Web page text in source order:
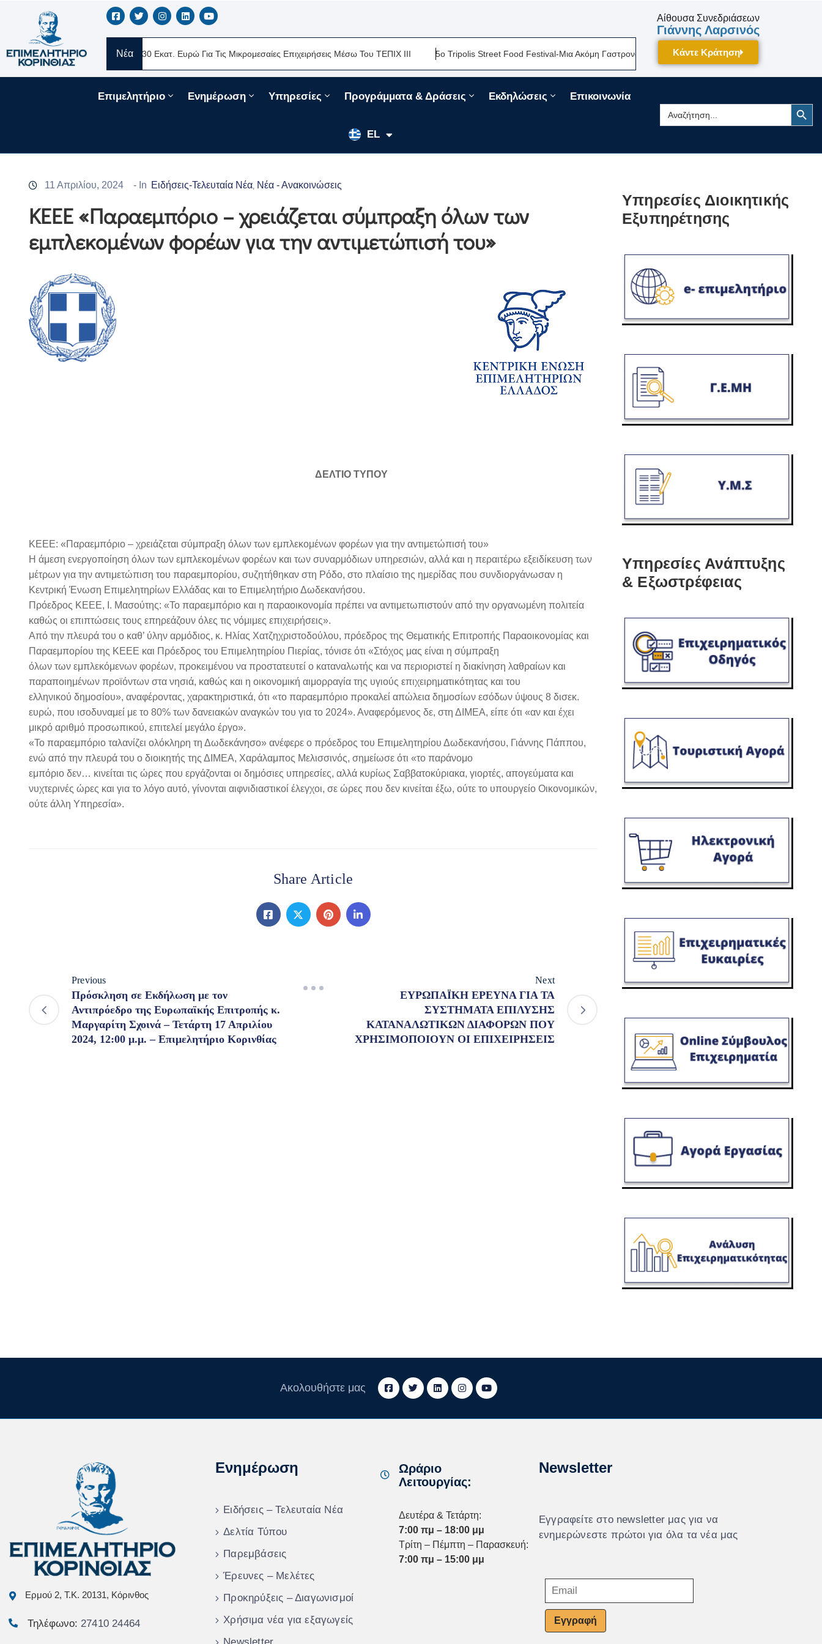
Νέα
Ελλάς Νέα Δάνεια 330 Εκατ. Ευρώ Για Τις Μικρομεσαίες Επιχειρήσεις Μέσω Του ΤΕΠΙΧ ΙΙΙ 5ο Tripolis Street Food Festival-Μια Ακόμη Γαστρονομική Γιορτή Της Πελοποννήσου Δίνει Ραντεβού Τον
Αίθουσα Συνεδριάσεων
Γιάννης Λαρσινός
Κάντε Κράτηση
Επιμελητήριο Ενημέρωση Υπηρεσίες Προγράμματα & Δράσεις Εκδηλώσεις Επικοινωνία
EL
EN
FR
Search
for:
Search Button
11 Απριλίου, 2024 - In Ειδήσεις-Τελευταία Νέα Νέα - Ανακοινώσεις
ΚΕΕΕ «Παραεμπόριο – χρειάζεται σύμπραξη όλων των
εμπλεκομένων φορέων για την αντιμετώπισή του»
ΔΕΛΤΙΟ ΤΥΠΟΥ
ΚΕΕΕ: «Παραεμπόριο – χρειάζεται σύμπραξη όλων των εμπλεκομένων φορέων για την αντιμετώπισή του»
Η άμεση ενεργοποίηση όλων των εμπλεκομένων φορέων και των συναρμόδιων υπηρεσιών, αλλά και η περαιτέρω εξειδίκευση των
μέτρων για την αντιμετώπιση του παραεμπορίου, συζητήθηκαν στη Ρόδο, στο πλαίσιο της ημερίδας που συνδιοργάνωσαν η
Κεντρική Ένωση Επιμελητηρίων Ελλάδας και το Επιμελητήριο Δωδεκανήσου.
Πρόεδρος ΚΕΕΕ, Ι. Μασούτης: «Το παραεμπόριο και η παραοικονομία πρέπει να αντιμετωπιστούν από την οργανωμένη πολιτεία
καθώς οι επιπτώσεις τους επηρεάζουν όλες τις νόμιμες επιχειρήσεις».
Από την πλευρά του ο καθ’ ύλην αρμόδιος, κ. Ηλίας Χατζηχριστοδούλου, πρόεδρος της Θεματικής Επιτροπής Παραοικονομίας και
Παραεμπορίου της ΚΕΕΕ και Πρόεδρος του Επιμελητηρίου Πιερίας, τόνισε ότι «Στόχος μας είναι η σύμπραξη
όλων των εμπλεκόμενων φορέων, προκειμένου να προστατευτεί ο καταναλωτής και να περιοριστεί η διακίνηση λαθραίων και
παραποιημένων προϊόντων στα νησιά, καθώς και η οικονομική αιμορραγία της υγιούς επιχειρηματικότητας και του
ελληνικού δημοσίου», αναφέροντας, χαρακτηριστικά, ότι «το παραεμπόριο προκαλεί απώλεια δημοσίων εσόδων ύψους 8 δισεκ.
ευρώ, που ισοδυναμεί με το 80% των δανειακών αναγκών του για το 2024». Αναφερόμενος δε, στη ΔΙΜΕΑ, είπε ότι «αν και έχει
μικρό αριθμό προσωπικού, επιτελεί μεγάλο έργο».
«Το παραεμπόριο ταλανίζει ολόκληρη τη Δωδεκάνησο» ανέφερε ο πρόεδρος του Επιμελητηρίου Δωδεκανήσου, Γιάννης Πάππου,
ενώ από την πλευρά του ο διοικητής της ΔΙΜΕΑ, Χαράλαμπος Μελισσινός, σημείωσε ότι «το παράνομο
εμπόριο δεν… κινείται τις ώρες που εργάζονται οι δημόσιες υπηρεσίες, αλλά κυρίως Σαββατοκύριακα, γιορτές, απογεύματα και
νυχτερινές ώρες και για το λόγο αυτό, γίνονται αιφνιδιαστικοί έλεγχοι, σε ώρες που δεν κινείται έξω, ούτε το υπουργείο Οικονομικών,
ούτε άλλη Υπηρεσία».
Share Article
Previous
Πρόσκληση σε Εκδήλωση με τον
Αντιπρόεδρο της Ευρωπαϊκής Επιτροπής κ.
Μαργαρίτη Σχοινά – Τετάρτη 17 Απριλίου
2024, 12:00 μ.μ. – Επιμελητήριο Κορινθίας
Next
ΕΥΡΩΠΑΪΚΗ ΕΡΕΥΝΑ ΓΙΑ ΤΑ
ΣΥΣΤΗΜΑΤΑ ΕΠΙΛΥΣΗΣ
ΚΑΤΑΝΑΛΩΤΙΚΩΝ ΔΙΑΦΟΡΩΝ ΠΟΥ
ΧΡΗΣΙΜΟΠΟΙΟΥΝ ΟΙ ΕΠΙΧΕΙΡΗΣΕΙΣ
Υπηρεσίες Διοικητικής
Εξυπηρέτησης
Υπηρεσίες Ανάπτυξης
& Εξωστρέφειας
Ακολουθήστε μας
Ερμού 2, Τ.Κ. 20131, Κόρινθος
Τηλέφωνο: 27410 24464
Ενημέρωση
Ειδήσεις – Τελευταία Νέα
Δελτία Τύπου
Παρεμβάσεις
Έρευνες – Μελέτες
Προκηρύξεις – Διαγωνισμοί
Χρήσιμα νέα για εξαγωγείς
Ωράριο
Λειτουργίας:
Δευτέρα & Τετάρτη:
7:00 πμ – 18:00 μμ
Τρίτη – Πέμπτη – Παρασκευή:
7:00 πμ – 15:00 μμ
Newsletter
Εγγραφείτε στο newsletter μας για να
ενημερώνεστε πρώτοι για όλα τα νέα μας
Εγγραφή